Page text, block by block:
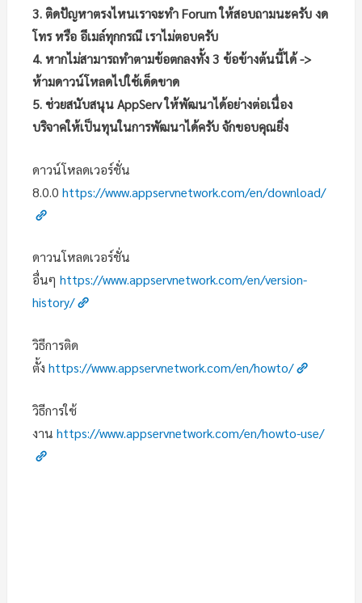
3. ติดปัญหาตรงไหนเราจะทำ Forum ให้สอบถามนะครับ งด
โทร หรือ อีเมล์ทุกกรณี เราไม่ตอบครับ
4. หากไม่สามารถทำตามข้อตกลงทั้ง 3 ข้อข้างต้นนี้ได้ ->
ห้ามดาวน์โหลดไปใช้เด็ดขาด
5. ช่วยสนับสนุน AppServ ให้พัฒนาได้อย่างต่อเนื่อง
บริจาคให้เป็นทุนในการพัฒนาได้ครับ จักขอบคุณยิ่ง
ดาวน์โหลดเวอร์ชั่น
8.0.0https://www.appservnetwork.com/en/download/
ดาวนโหลดเวอร์ชั่น
อื่นๆhttps://www.appservnetwork.com/en/version-
history/
วิธีการติด
ตั้งhttps://www.appservnetwork.com/en/howto/
วิธีการใช้
งานhttps://www.appservnetwork.com/en/howto-use/